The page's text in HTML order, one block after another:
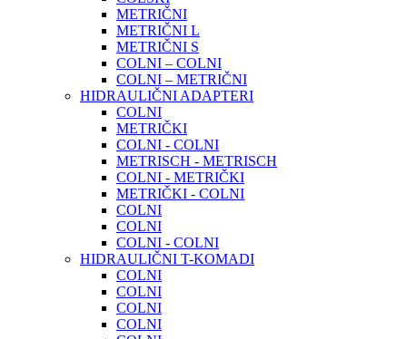
METRIČNI
METRIČNI L
METRIČNI S
COLNI – COLNI
COLNI – METRIČNI
HIDRAULIČNI ADAPTERI
COLNI
METRIČKI
COLNI - COLNI
METRISCH - METRISCH
COLNI - METRIČKI
METRIČKI - COLNI
COLNI
COLNI
COLNI - COLNI
HIDRAULIČNI T-KOMADI
COLNI
COLNI
COLNI
COLNI